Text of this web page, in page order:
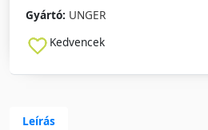
Gyártó: UNGER
Kedvencek
Leírás